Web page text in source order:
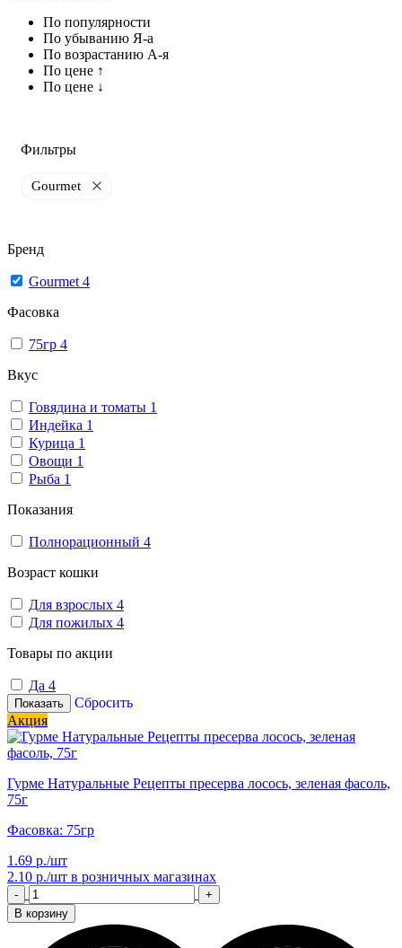
По популярности
По убыванию Я-а
По возрастанию А-я
По цене ↑
По цене ↓
Фильтры
Gourmet
Бренд
Gourmet 4
Фасовка
75гр 4
Вкус
Говядина и томаты 1
Индейка 1
Курица 1
Овощи 1
Рыба 1
Показания
Полнорационный 4
Возраст кошки
Для взрослых 4
Для пожилых 4
Товары по акции
Да 4
Показать
Сбросить
Акция
Гурме Натуральные Рецепты пресерва лосось, зеленая фасоль,
75г
Фасовка: 75гр
1.69 р./шт
2.10 р./шт в розничных магазинах
-
+
В корзину